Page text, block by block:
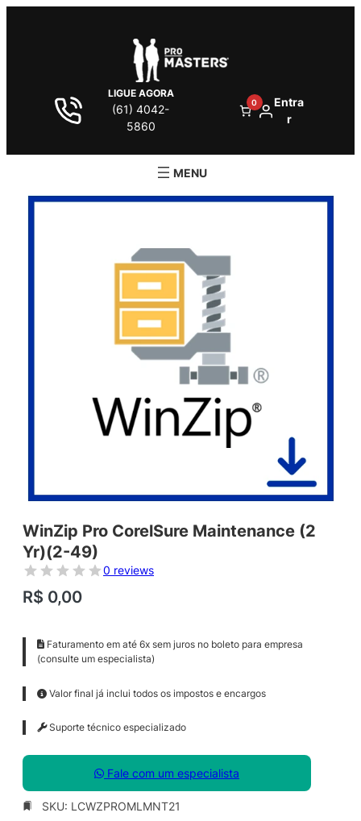
LIGUE AGORA
(61) 4042-
5860
0
Entra
r
WinZip Pro CorelSure Maintenance (2
Yr)(2-49)
0 reviews
R$ 0,00
Faturamento em até 6x sem juros no boleto para empresa
(consulte um especialista)
Valor final já inclui todos os impostos e encargos
Suporte técnico especializado
Fale com um especialista
SKU: LCWZPROMLMNT21